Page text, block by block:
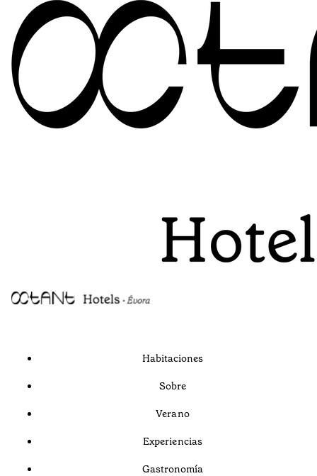
Habitaciones
Sobre
Verano
Experiencias
Gastronomía